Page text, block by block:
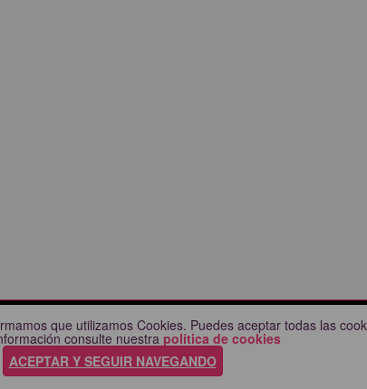
que utilizamos Cookies. Puedes aceptar todas las
consulte nuestrapolítica de cookies
ACEPTAR Y SEGUIR NAVEGANDO
AYUDA
Comprueba tu compra
Preguntas frecuentes